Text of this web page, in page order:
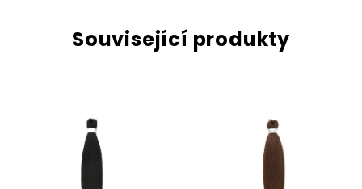
Související produkty